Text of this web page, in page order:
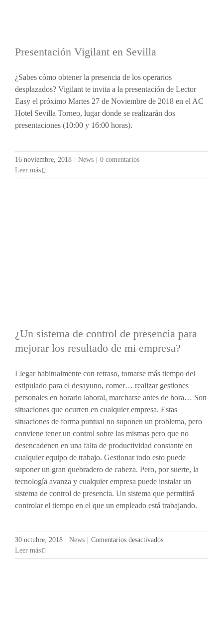
Presentación Vigilant en Sevilla
¿Sabes cómo obtener la presencia de los operarios
desplazados? Vigilant te invita a la presentación de Lector
Easy el próximo Martes 27 de Noviembre de 2018 en el AC
Hotel Sevilla Torneo, lugar donde se realizarán dos
presentaciones (10:00 y 16:00 horas).
16 noviembre, 2018 News
0 comentarios
Leer más
¿Un sistema de control de presencia para
mejorar los resultado de mi empresa?
Llegar habitualmente con retraso, tomarse más tiempo del
estipulado para el desayuno, comer… realizar gestiones
personales en horario laboral, marcharse antes de hora… Son
situaciones que ocurren en cualquier empresa. Estas
situaciones de forma puntual no suponen un problema, pero
conviene tener un control sobre las mismas pero que no
desencadenen en una falta de productividad constante en
cualquier equipo de trabajo. Gestionar todo esto puede
suponer un gran quebradero de cabeza. Pero, por suerte, la
tecnología avanza y cualquier empresa puede instalar un
sistema de control de presencia. Un sistema que permitirá
controlar el tiempo en el que un empleado está trabajando.
30 octubre, 2018 News Comentarios desactivadosen
sistema
Leer más